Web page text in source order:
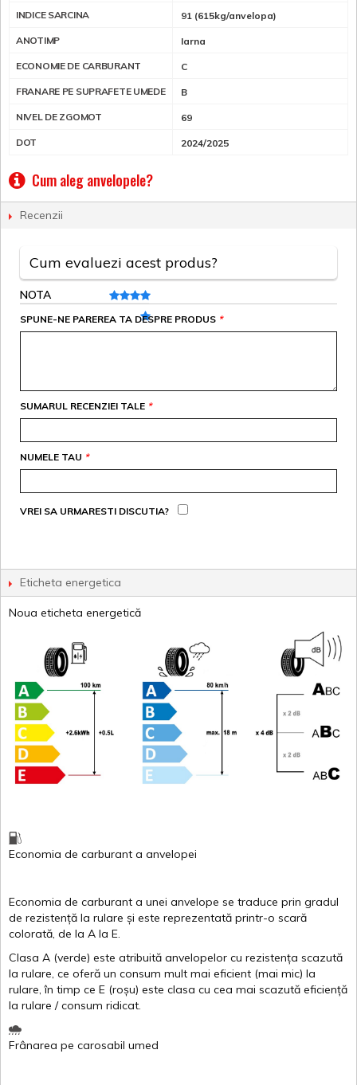
INDICE SARCINA 91 (615kg/anvelopa)
ANOTIMP Iarna
ECONOMIE DE CARBURANT C
FRANARE PE SUPRAFETE UMEDE B
NIVEL DE ZGOMOT 69
DOT 2024/2025
Cum aleg anvelopele?
Recenzii
Cum evaluezi acest produs?
NOTA
*
SPUNE-NE PAREREA TA DESPRE PRODUS
*
SUMARUL RECENZIEI TALE
*
NUMELE TAU
VREI SA URMARESTI DISCUTIA?
Eticheta energetica
Noua eticheta energetică
Economia de carburant a anvelopei
Economia de carburant a unei anvelope se traduce prin gradul
de rezistență la rulare și este reprezentată printr-o scară
colorată, de la A la E.
Clasa A (verde) este atribuită anvelopelor cu rezistența scazută
la rulare, ce oferă un consum mult mai eficient (mai mic) la
rulare,în timp ce E (roșu) este clasa cu cea mai scazută eficiență
la rulare /consum ridicat.
Frânarea pe carosabil umed